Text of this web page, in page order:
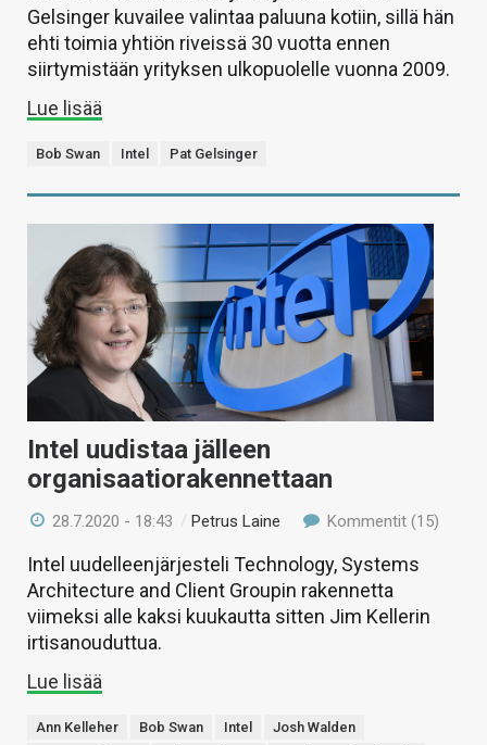
Gelsinger kuvailee valintaa paluuna kotiin, sillä hän
ehti toimia yhtiön riveissä 30 vuotta ennen
siirtymistään yrityksen ulkopuolelle vuonna 2009.
Lue lisää
Bob Swan Intel Pat Gelsinger
Intel uudistaa jälleen
organisaatiorakennettaan
28.7.2020 - 18:43 /Petrus Laine Kommentit (15)
Intel uudelleenjärjesteli Technology, Systems
Architecture and Client Groupin rakennetta
viimeksi alle kaksi kuukautta sitten Jim Kellerin
irtisanouduttua.
Lue lisää
Ann Kelleher Bob Swan Intel
Josh Walden